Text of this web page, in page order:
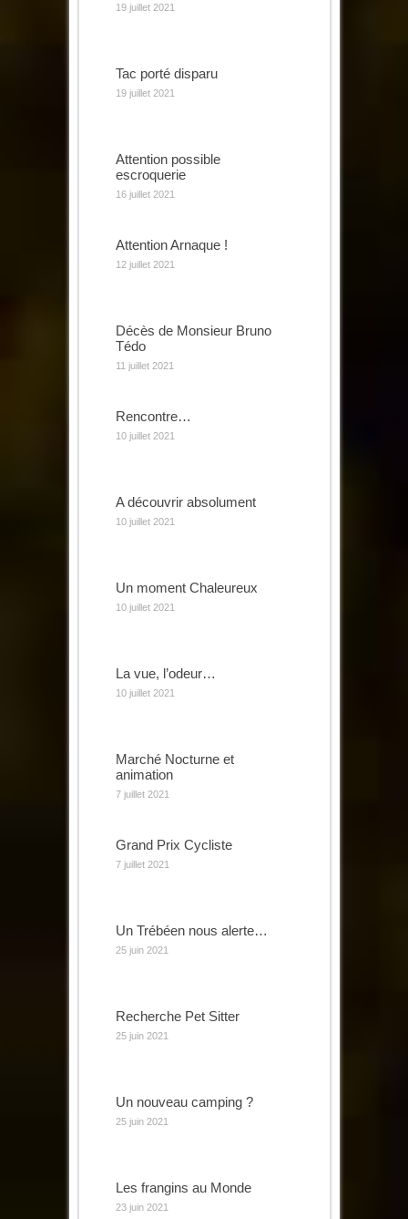
19 juillet 2021
Tac porté disparu
19 juillet 2021
Attention possible
escroquerie
16 juillet 2021
Attention Arnaque !
12 juillet 2021
Décès de Monsieur Bruno
Tédo
11 juillet 2021
Rencontre…
10 juillet 2021
A découvrir absolument
10 juillet 2021
Un moment Chaleureux
10 juillet 2021
La vue, l’odeur…
10 juillet 2021
Marché Nocturne et
animation
7 juillet 2021
Grand Prix Cycliste
7 juillet 2021
Un Trébéen nous alerte…
25 juin 2021
Recherche Pet Sitter
25 juin 2021
Un nouveau camping ?
25 juin 2021
Les frangins au Monde
23 juin 2021